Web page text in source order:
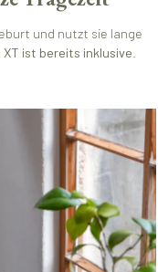
und nutzt sie lange
XT ist bereits inklusive